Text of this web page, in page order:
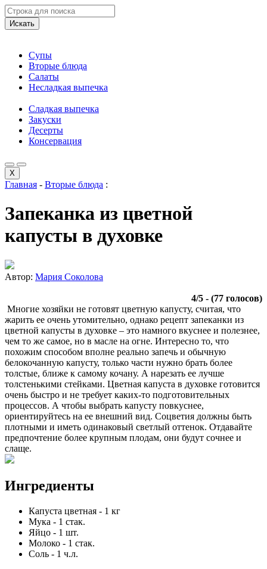
Искать
Супы
Вторые блюда
Салаты
Несладкая выпечка
Сладкая выпечка
Закуски
Десерты
Консервация
X
Главная - Вторые блюда :
Запеканка из цветной
капусты в духовке
Автор: Мария Соколова
4/5 - (77 голосов)
Многие хозяйки не готовят цветную капусту, считая, что
жарить ее очень утомительно, однако рецепт запеканки из
цветной капусты в духовке – это намного вкуснее и полезнее,
чем то же самое, но в масле на огне. Интересно то, что
похожим способом вполне реально запечь и обычную
белокочанную капусту, только части нужно брать более
толстые, ближе к самому кочану. А нарезать ее лучше
толстенькими стейками. Цветная капуста в духовке готовится
очень быстро и не требует каких-то подготовительных
процессов. А чтобы выбрать капусту повкуснее,
ориентируйтесь на ее внешний вид. Соцветия должны быть
плотными и иметь одинаковый светлый оттенок. Отдавайте
предпочтение более крупным плодам, они будут сочнее и
слаще.
Ингредиенты
Капуста цветная - 1 кг
Мука - 1 стак.
Яйцо - 1 шт.
Молоко - 1 стак.
Соль - 1 ч.л.